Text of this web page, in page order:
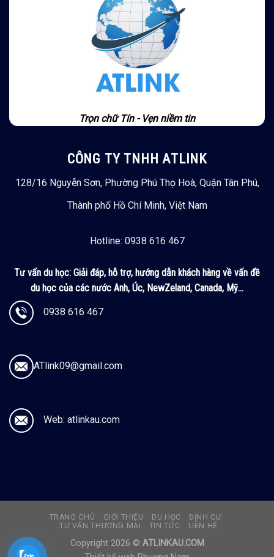
Trọn chữ Tín - Vẹn niềm tin
CÔNG TY TNHH ATLINK
128/16 Nguyễn Sơn, Phường Phú Thọ Hoà, Quận Tân Phú,
Thành phố Hồ Chí Minh, Việt Nam
Hotline: 0938 616 467
Tư vấn du học: Giải đáp, hỗ trợ, hướng dẫn khách hàng về vấn đề
du học của các nước Anh, Úc, NewZeland, Canada, Mỹ...
0938 616 467
ATlink09@gmail.com
Web: atlinkau.com
TRANG CHỦ GIỚI THIỆU DU HỌC
ĐỊNH CƯ
TƯ VẤN THƯƠNG MẠI
TIN TỨC LIÊN HỆ
Copyright 2026 © ATLINKAU.COM